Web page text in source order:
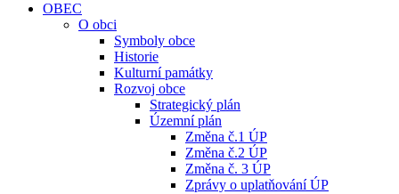
OBEC
O obci
Symboly obce
Historie
Kulturní památky
Rozvoj obce
Strategický plán
Územní plán
Změna č.1 ÚP
Změna č.2 ÚP
Změna č. 3 ÚP
Zprávy o uplatňování ÚP